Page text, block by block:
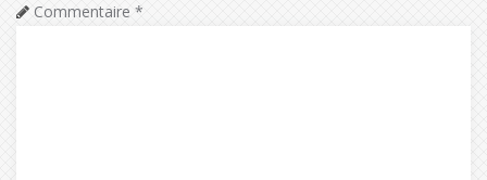
Commentaire *